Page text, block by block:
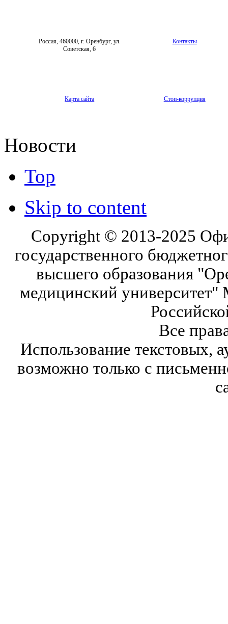
Россия, 460000, г. Оренбург, ул.
Советская, 6
Контакты
Карта сайта Стоп-коррупция
Новости
Top
Skip to content
Copyright © 2013-2025
государственного
высшего образования
медицинский университет"
Все
Использование текстовых,
возможно только с